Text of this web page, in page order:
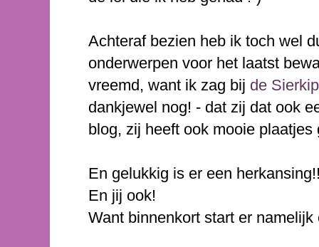
Achteraf bezien heb ik toch wel
onderwerpen voor het laatst
vreemd, want ik zag bij de Sierkip
dankjewel nog! - dat zij dat ook
blog, zij heeft ook mooie plaatjes
En gelukkig is er een
En jij ook!
Want binnenkort start er